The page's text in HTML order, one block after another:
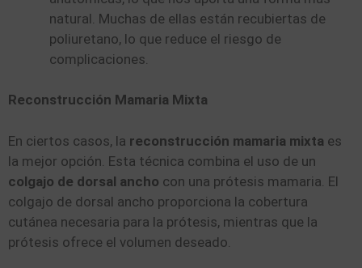
natural. Muchas de ellas están recubiertas de
poliuretano, lo que reduce el riesgo de
complicaciones.
Reconstrucción Mamaria Mixta
En ciertos casos, la reconstrucción mamaria mixta es
la mejor opción. Esta técnica combina el uso de un
colgajo de dorsal ancho con una prótesis mamaria. El
colgajo de dorsal ancho proporciona la cobertura
cutánea necesaria para la prótesis, mientras que la
prótesis ofrece el volumen deseado.